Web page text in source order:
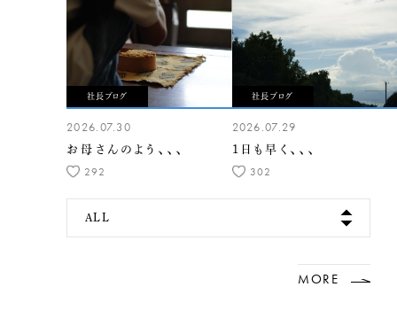
社長ブログ
2026.07.30
お母さんのよう、、、
292
社長ブログ
2026.07.29
1日も早く、、、
302
ALL
MORE